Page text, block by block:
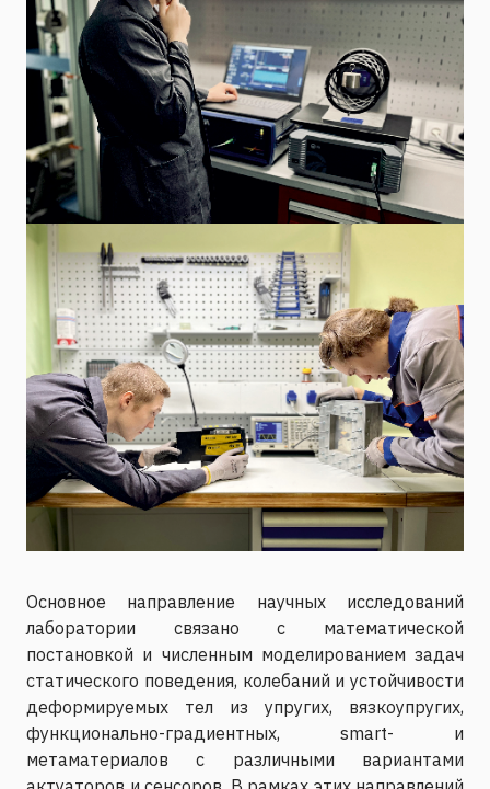
Основное направление научных исследований
лаборатории связано с математической
постановкой и численным моделированием задач
статического поведения, колебаний и устойчивости
деформируемых тел из упругих, вязкоупругих,
функционально-градиентных, smart- и
метаматериалов с различными вариантами